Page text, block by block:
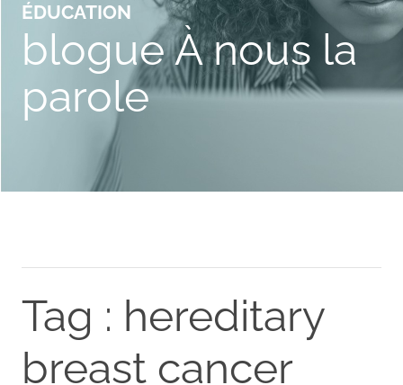
ÉDUCATION
blogue À nous la
parole
Tag : hereditary
breast cancer